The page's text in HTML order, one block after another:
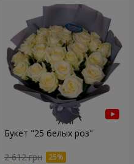
Букет "25 белых роз"
2 612 грн